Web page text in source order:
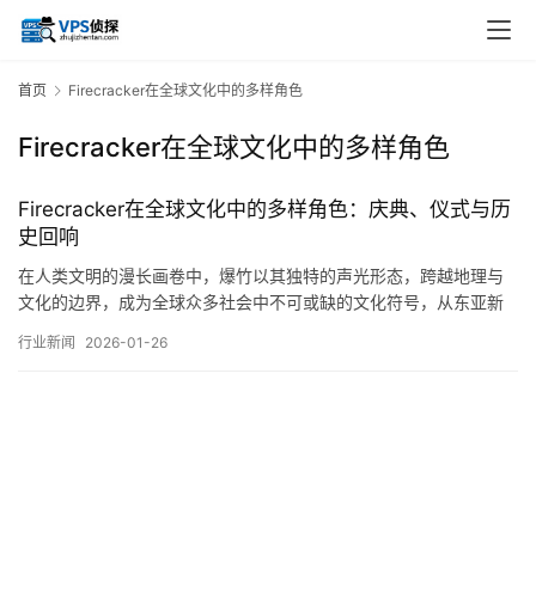
首页 Firecracker在全球文化中的多样角色
Firecracker在全球文化中的多样角色
Firecracker在全球文化中的多样角色：庆典、仪式与历
史回响
在人类文明的漫长画卷中，爆竹以其独特的声光形态，跨越地理与
文化的边界，成为全球众多社会中不可或缺的文化符号，从东亚新
现代庆典的欢乐绽放，爆竹的角色远不止于瞬间的声光表演，它深
行业新闻 2026-01-26